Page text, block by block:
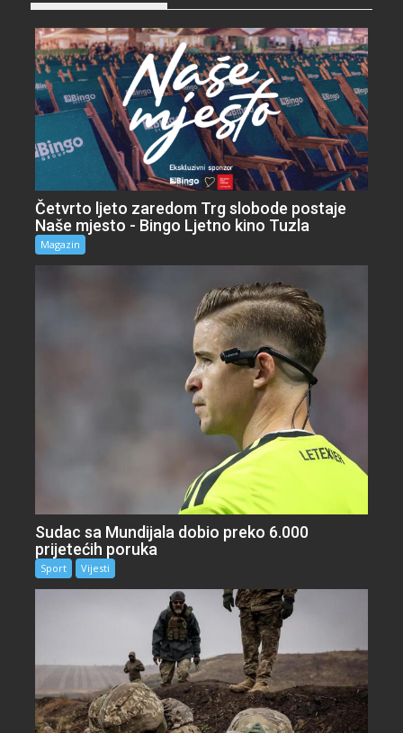
Četvrto ljeto zaredom Trg slobode postaje
Naše mjesto - Bingo Ljetno kino Tuzla
Magazin
Sudac sa Mundijala dobio preko 6.000
prijetećih poruka
Sport Vijesti